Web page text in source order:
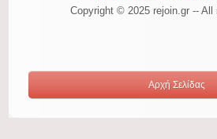
Copyright © 2025 rejoin.gr -- All
Αρχή Σελίδας